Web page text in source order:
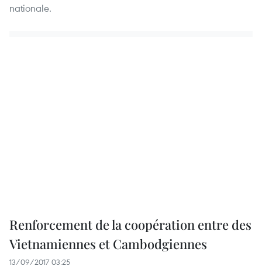
nationale.
Renforcement de la coopération entre des
Vietnamiennes et Cambodgiennes
13/09/2017 03:25